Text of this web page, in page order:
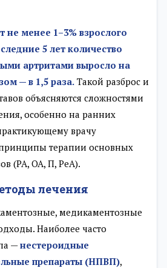
не менее 1–3% взрослого
5 лет количество
артритами выросло на
— в 1,5 раза. Такой разброс и
объясняются сложностями
особенно на ранних
врачу
терапии основных
(РА, ОА, П, РеА).
лечения
медикаментозные
Наиболее часто
—нестероидные
препараты (НПВП),